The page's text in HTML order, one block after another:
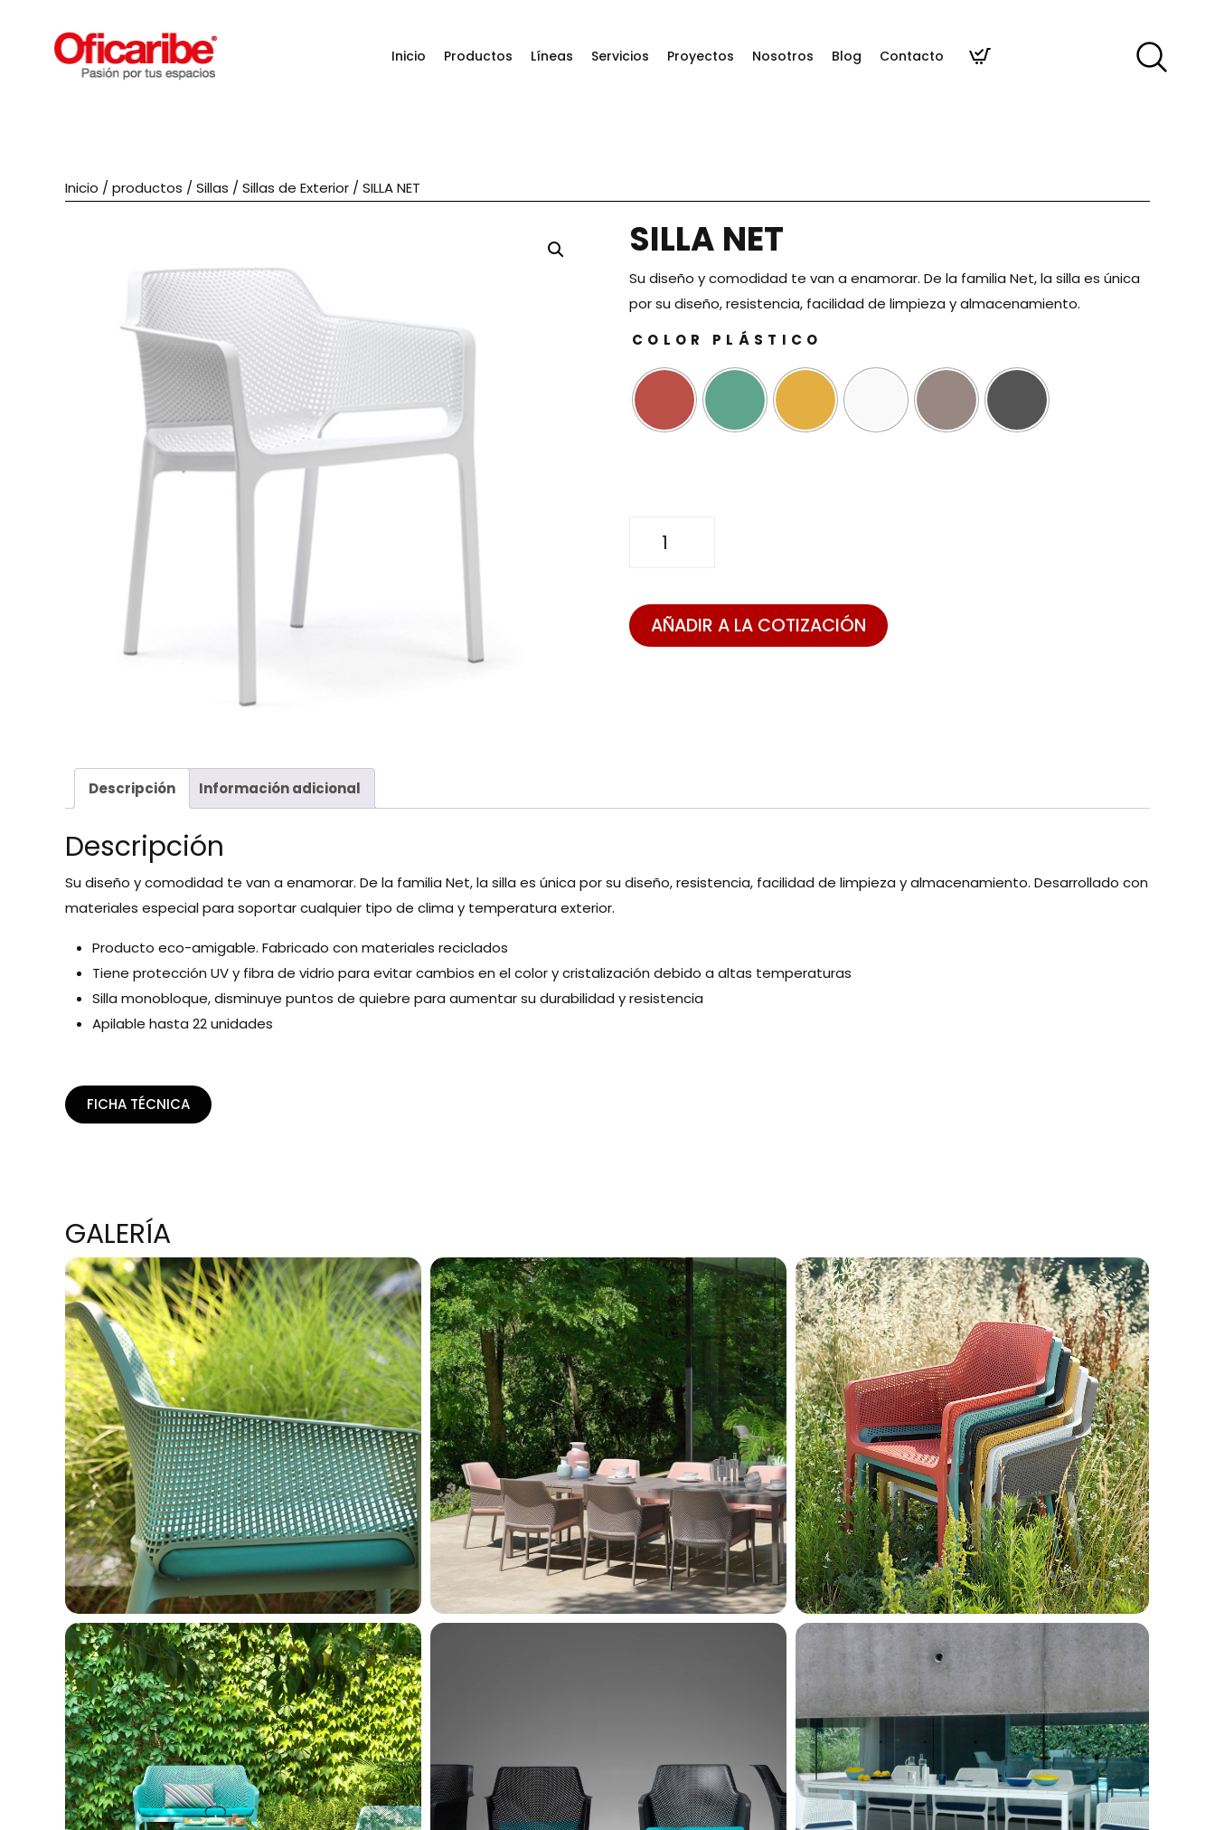
Inicio Productos Líneas Servicios Proyectos Nosotros Blog Contacto
Inicio / productos / Sillas / Sillas de Exterior / SILLA NET
SILLA NET
Su diseño y comodidad te van a enamorar. De la familia Net, la silla es única
por su diseño, resistencia, facilidad de limpieza y almacenamiento.
COLOR PLÁSTICO
AÑADIR A LA COTIZACIÓN
Descripción Información adicional
Descripción
Su diseño y comodidad te van a enamorar. De la familia Net, la silla es única por su diseño, resistencia, facilidad de limpieza y almacenamiento. Desarrollado con
materiales especial para soportar cualquier tipo de clima y temperatura exterior.
Producto eco-amigable. Fabricado con materiales reciclados
Tiene protección UV y fibra de vidrio para evitar cambios en el color y cristalización debido a altas temperaturas
Silla monobloque, disminuye puntos de quiebre para aumentar su durabilidad y resistencia
Apilable hasta 22 unidades
FICHA TÉCNICA
GALERÍA